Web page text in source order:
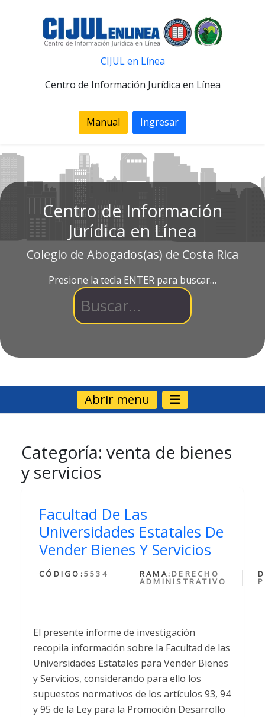
CIJUL en Línea
Centro de Información Jurídica en Línea
Manual Ingresar
Centro de Información
Jurídica en Línea
Colegio de Abogados(as) de Costa Rica
Presione la tecla ENTER para buscar…
Abrir menu
Categoría: venta de bienes
y servicios
Facultad De Las
Universidades Estatales De
Vender Bienes Y Servicios
CÓDIGO:5534 RAMA: DERECHO
ADMINISTRATIVO
El presente informe de investigación
recopila información sobre la Facultad de las
Universidades Estatales para Vender Bienes
y Servicios, considerando para ello los
supuestos normativos de los artículos 93, 94
y 95 de la Ley para la Promoción Desarrollo